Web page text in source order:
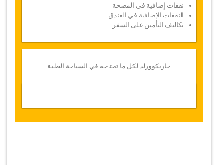
نفقات إضافية في المصحة
النفقات الإضافية في الفندق
تكاليف التأمين على السفر
جازيكوورلد لكل ما تحتاجه في السياحة الطبية